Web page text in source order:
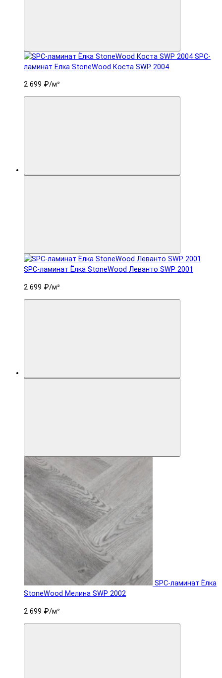
SPC-
ламинат Ëлка StoneWood Коста SWP 2004
2 699 ₽/м²
SPC-ламинат Ëлка StoneWood Леванто SWP 2001
2 699 ₽/м²
SPC-ламинат Ëлка
StoneWood Мелина SWP 2002
2 699 ₽/м²